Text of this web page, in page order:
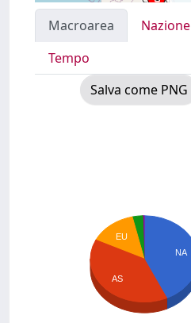
Macroarea Nazione
Tempo
Salva come PNG
NA
EU
AS